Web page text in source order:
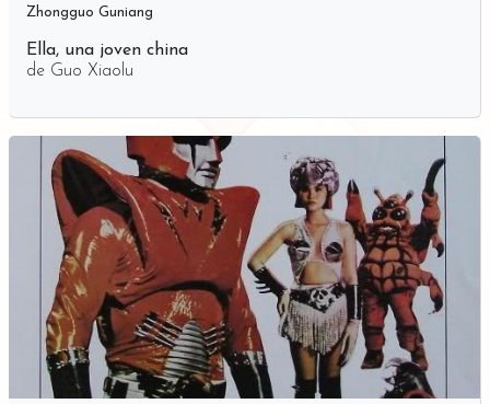
Zhongguo Guniang
Ella, una joven china
de Guo Xiaolu